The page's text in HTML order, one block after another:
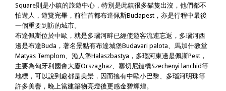
Square則是小鎮的旅遊中心，特別是此鎮很多貓隻出沒，他們都不
怕遊人，遊覽完畢，前往首都布達佩斯Budapest，亦是行程中最後
一個重要到訪的城市。
布達佩斯位於中歐，就是多瑙河畔已經使遊客流連忘返，多瑙河西
邊是布達Buda，著名景點有布達城堡Budavari palota、馬加什教堂
Matyas Templom、漁人堡Halaszbastya，多瑙河東邊是佩斯Pest，
主要為匈牙利國會大廈Orszaghaz、塞切尼鏈橋Szechenyi lanchid等
地標，可以說到處都是美景，因而擁有中歐小巴黎、多瑙河明珠等
許多美譽，晚上當建築物亮燈後更感金碧輝煌。